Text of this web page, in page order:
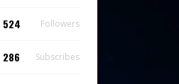
524 Followers
286 Subscribes